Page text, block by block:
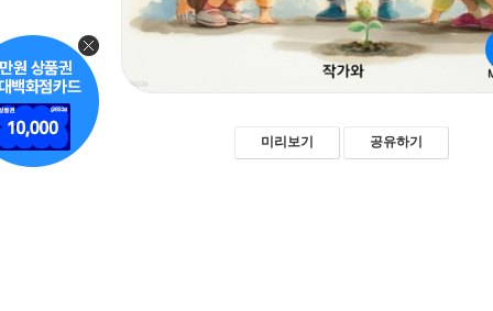
미리보기 공유하기